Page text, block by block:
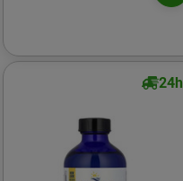
24h